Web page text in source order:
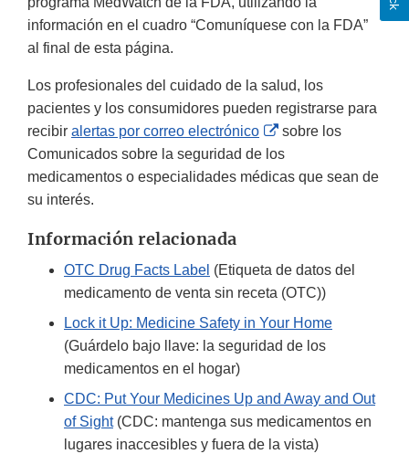
información en el cuadro “Comuníquese con la FDA”
al final de esta página.
Los profesionales del cuidado de la salud, los
pacientes y los consumidores pueden registrarse para
recibir alertas por correo electrónico
External
Link
Disclaimer
sobre los
Comunicados sobre la seguridad de los
medicamentos o especialidades médicas que sean de
su interés.
Información relacionada
OTC Drug Facts Label (Etiqueta de datos del
medicamento de venta sin receta (OTC))
Lock it Up: Medicine Safety in Your Home
(Guárdelo bajo llave: la seguridad de los
medicamentos en el hogar)
CDC: Put Your Medicines Up and Away and Out
of Sight(CDC: mantenga sus medicamentos en
lugares inaccesibles y fuera de la vista)